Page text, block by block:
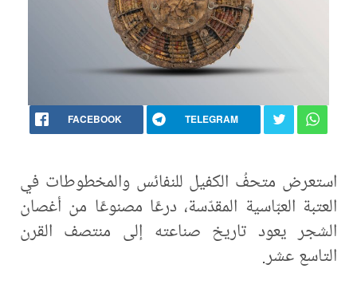
FACEBOOK TELEGRAM
استعرض متحفُ الكفيل للنفائس والمخطوطات في
العتبة العبّاسية المقدّسة، درعًا مصنوعًا من أغصان
الشجر يعود تاريخ صناعته إلى منتصف القرن
التاسع عشر.